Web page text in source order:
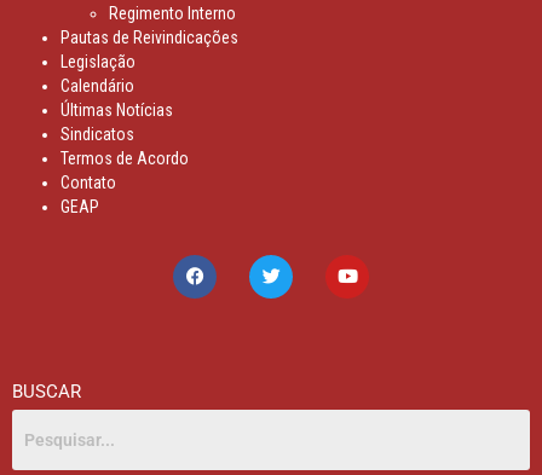
Regimento Interno
Pautas de Reivindicações
Legislação
Calendário
Últimas Notícias
Sindicatos
Termos de Acordo
Contato
GEAP
BUSCAR